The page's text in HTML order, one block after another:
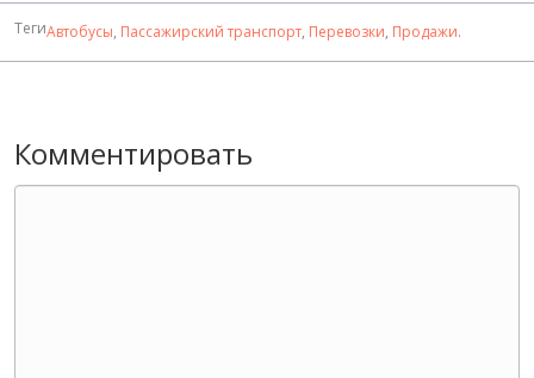
ТегиАвтобусы, Пассажирский транспорт, Перевозки, Продажи.
Комментировать